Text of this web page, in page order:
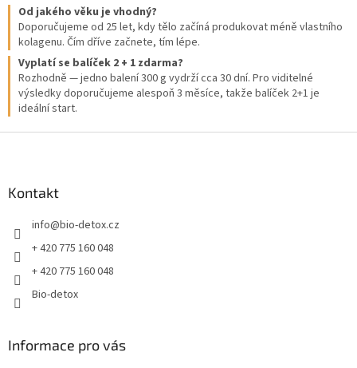
p
i
s
u
Od jakého věku je vhodný?
Doporučujeme od 25 let, kdy tělo začíná produkovat méně vlastního
kolagenu. Čím dříve začnete, tím lépe.
Vyplatí se balíček 2 + 1 zdarma?
Rozhodně — jedno balení 300 g vydrží cca 30 dní. Pro viditelné
výsledky doporučujeme alespoň 3 měsíce, takže balíček 2+1 je
ideální start.
Kontakt
info@bio-detox.cz
+ 420 775 160 048
+ 420 775 160 048
Bio-detox
Informace pro vás